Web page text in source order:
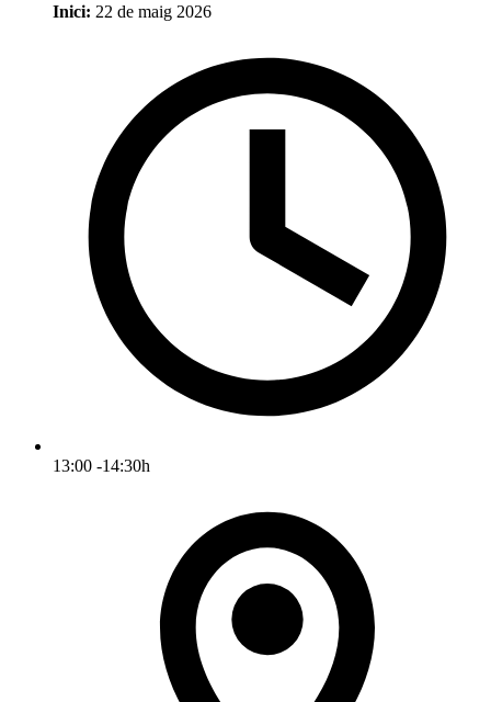
Inici: 22 de maig 2026
13:00 -14:30h